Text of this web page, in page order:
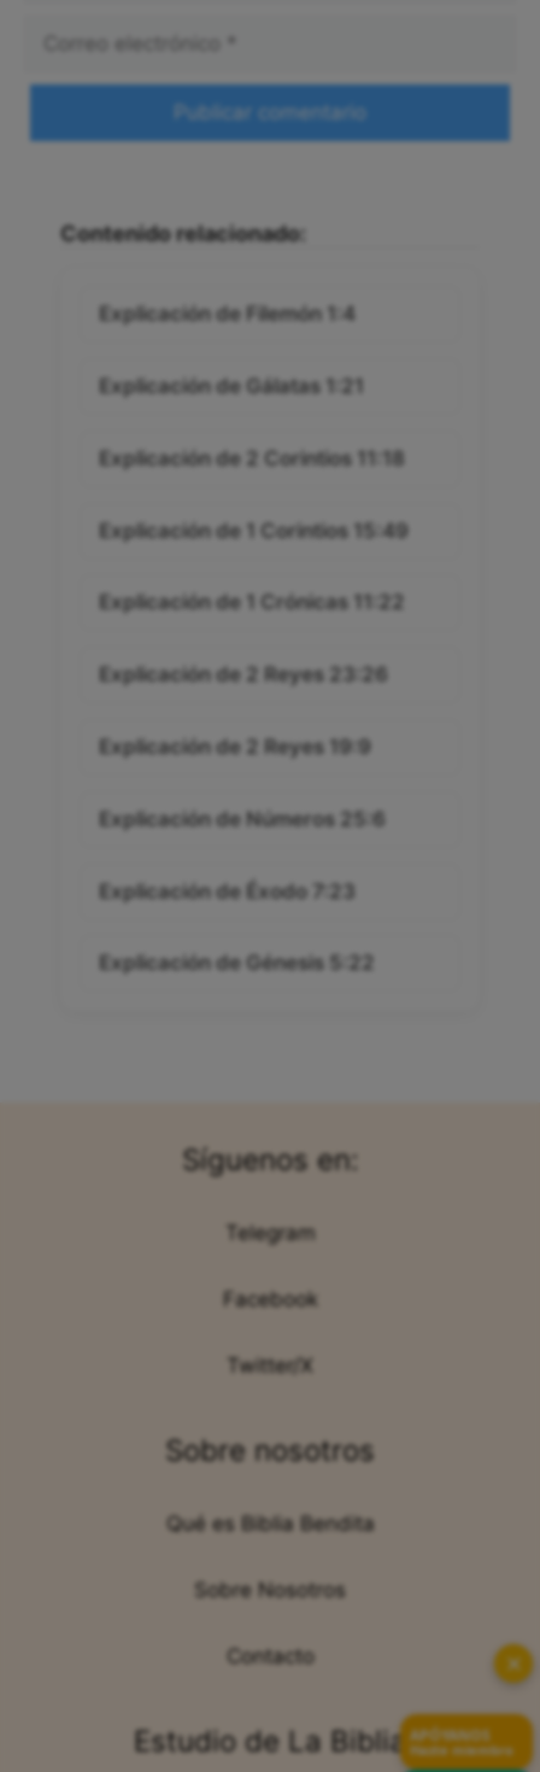
Contenido relacionado:
Explicación de Filemón 1:4
Explicación de Gálatas 1:21
Explicación de 2 Corintios 11:18
Explicación de 1 Corintios 15:49
Explicación de 1 Crónicas 11:22
Explicación de 2 Reyes 23:26
Explicación de 2 Reyes 19:9
Explicación de Números 25:6
Explicación de Éxodo 7:23
Explicación de Génesis 5:22
Síguenos en:
Telegram
Facebook
Twitter/X
Sobre nosotros
Qué es Biblia Bendita
Sobre Nosotros
Contacto
Estudio de La Biblia
✕
APÓYANOS
Hazte miembro